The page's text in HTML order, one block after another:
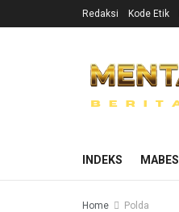
Redaksi Kode Etik
INDEKS MABES
Home Polda